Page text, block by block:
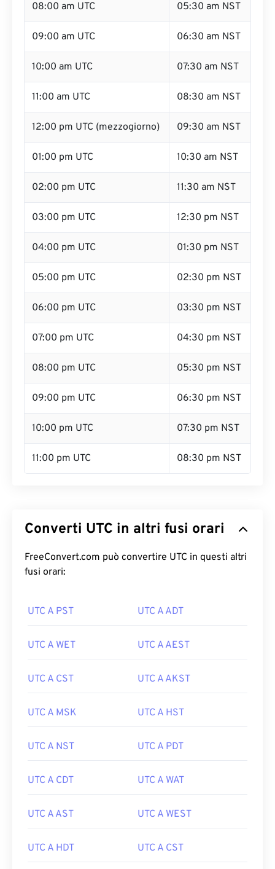
08:00 am UTC 05:30 am NST
09:00 am UTC 06:30 am NST
10:00 am UTC 07:30 am NST
11:00 am UTC 08:30 am NST
12:00 pm UTC (mezzogiorno) 09:30 am NST
01:00 pm UTC 10:30 am NST
02:00 pm UTC 11:30 am NST
03:00 pm UTC 12:30 pm NST
04:00 pm UTC 01:30 pm NST
05:00 pm UTC 02:30 pm NST
06:00 pm UTC 03:30 pm NST
07:00 pm UTC 04:30 pm NST
08:00 pm UTC 05:30 pm NST
09:00 pm UTC 06:30 pm NST
10:00 pm UTC 07:30 pm NST
11:00 pm UTC 08:30 pm NST
Converti UTC in altri fusi orari
FreeConvert.com può convertire UTC in questi altri
fusi orari:
UTC A PST UTC A ADT
UTC A WET UTC A AEST
UTC A CST UTC A AKST
UTC A MSK UTC A HST
UTC A NST UTC A PDT
UTC A CDT UTC A WAT
UTC A AST UTC A WEST
UTC A HDT UTC A CST